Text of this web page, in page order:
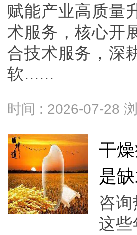
赋能产业高质量
术服务，核心开
合技术服务，深
软......
时间 : 2026-07-28 浏
干
是
咨
这些